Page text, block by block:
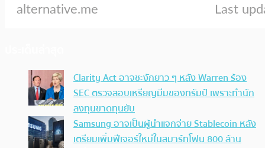
Clarity Act อาจชะงักยาว ๆ หลัง Warren ร้อง
SEC ตรวจสอบเหรียญมีมของทรัมป์ เพราะทำนัก
ลงทุนขาดทุนยับ
Samsung อาจเป็นผู้นำแจกจ่าย Stablecoin หลัง
เตรียมเพิ่มฟีเจอร์ใหม่ในสมาร์ทโฟน 800 ล้าน